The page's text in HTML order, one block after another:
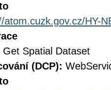
atom.cuzk.gov.cz/HY-
Get Spatial Dataset
(DCP):